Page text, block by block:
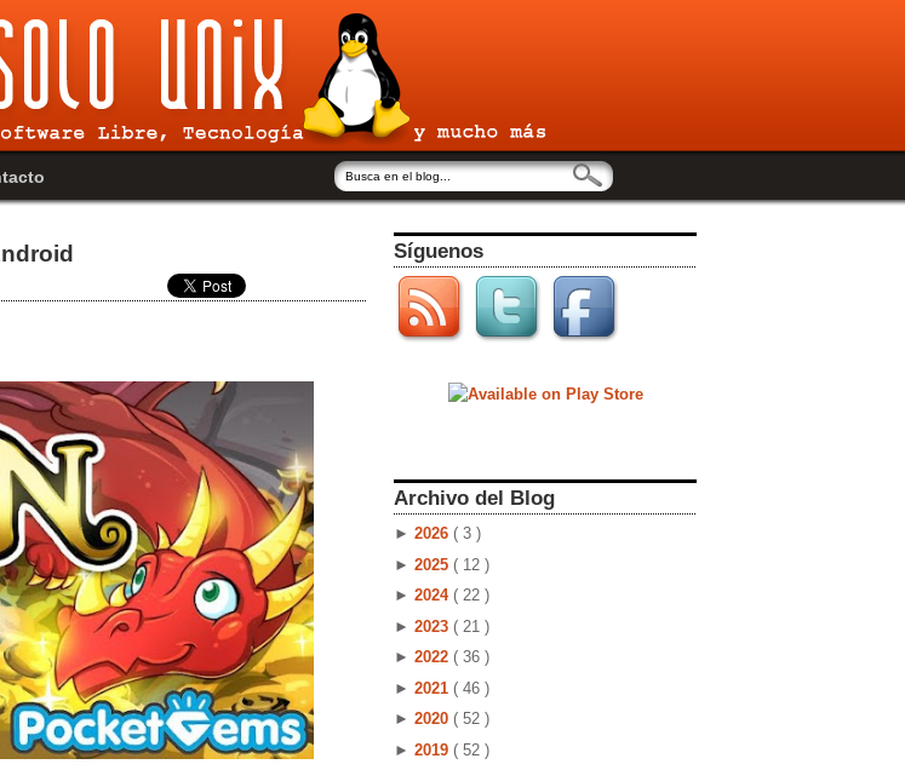
Síguenos
Archivo del Blog
► 2026 ( 3 )
► 2025 ( 12 )
► 2024 ( 22 )
► 2023 ( 21 )
► 2022 ( 36 )
► 2021 ( 46 )
► 2020 ( 52 )
► 2019 ( 52 )